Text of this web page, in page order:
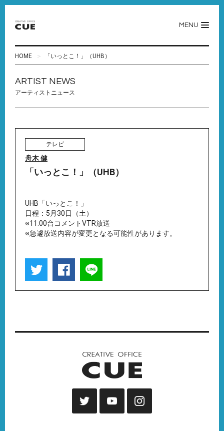
MENU
HOME 「いっとこ！」（UHB）
ARTIST NEWS
アーティストニュース
テレビ
舟木 健
「いっとこ！」（UHB）
UHB「いっとこ！」
日程：5月30日（土）
※11:00台コメントVTR放送
※急遽放送内容が変更となる可能性があります。